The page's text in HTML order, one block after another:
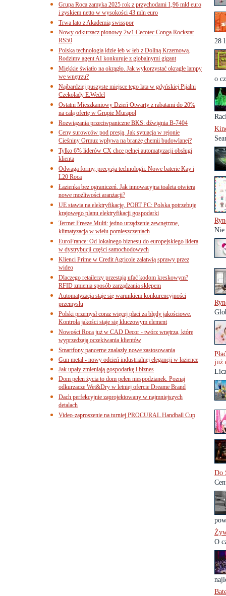
28
o
Nie
już
Do
O
Grupa Roca zamyka 2025 rok z przychodami 1,96 mld euro
i zyskiem netto w wysokości 43 mln euro
Trwa lato z Akademią swisspor
Nowy odkurzacz pionowy 2w1 Cecotec Conga Rockstar
RS50
Polska technologia idzie łeb w łeb z Doliną Krzemową.
Rodzimy agent AI konkuruje z globalnymi gigant
Miękkie światło na okrągło. Jak wykorzystać okrągłe lampy
we wnętrzu?
Najbardziej puszyste miejsce tego lata w gdyńskiej Pijalni
Czekolady E.Wedel
Ostatni Mieszkaniowy Dzień Otwarty z rabatami do 20%
na całą ofertę w Grupie Murapol
Rozwiązania przeciwpaniczne BKS: dźwignia B-7404
Ceny surowców pod presją. Jak sytuacja w rejonie
Cieśniny Ormuz wpływa na branżę chemii budowlanej?
Tylko 6% liderów CX chce pełnej automatyzacji obsługi
klienta
Odwaga formy, precyzja technologii. Nowe baterie Kay i
L20 Roca
Łazienka bez ograniczeń. Jak innowacyjna toaleta otwiera
nowe możliwości aranżacji?
UE stawia na elektryfikację. PORT PC: Polska potrzebuje
krajowego planu elektryfikacji gospodarki
Termet Freeze Multi: jedno urządzenie zewnętrzne,
klimatyzacja w wielu pomieszczeniach
EuroFrance: Od lokalnego biznesu do europejskiego lidera
w dystrybucji części samochodowych
Klienci Prime w Credit Agricole załatwią sprawy przez
wideo
Dlaczego retailerzy przestają ufać kodom kreskowym?
RFID zmienia sposób zarządzania sklepem
Automatyzacja staje się warunkiem konkurencyjności
przemysłu
Polski przemysł coraz więcej płaci za błędy jakościowe.
Kontrola jakości staje się kluczowym element
Nowości Roca już w CAD Decor - twórz wnętrza, które
wyprzedzają oczekiwania klientów
Smartfony pancerne znalazły nowe zastosowania
Gun metal - nowy odcień industrialnej elegancji w łazience
Jak upały zmieniają gospodarkę i biznes
Dom pełen życia to dom pełen niespodzianek. Poznaj
odkurzacze Wet&Dry w letniej ofercie Dreame Brand
Dach perfekcyjnie zaprojektowany w najmniejszych
detalach
Video-zaproszenie na turniej PROCURAL Handball Cup